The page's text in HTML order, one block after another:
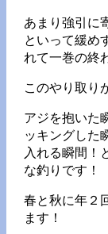
あまり強引に
といって緩め
れて一巻の終
このやり取り
アジを抱いた
ッキングした
入れる瞬間！
な釣りです！
春と秋に年２
ます！